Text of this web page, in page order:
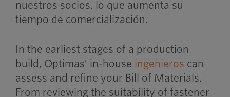
nuestros socios, lo que aumenta su
tiempo de comercialización.
In the earliest stages of a production
build, Optimas’ in-house ingenieros can
assess and refine your Bill of Materials.
From reviewing the suitability of fastener